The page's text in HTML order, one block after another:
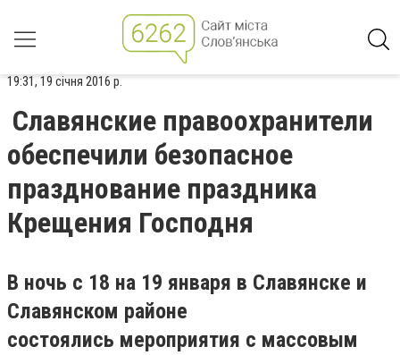
19:31, 19 січня 2016 р.
Славянские правоохранители
обеспечили безопасное
празднование праздника
Крещения Господня
В ночь с 18 на 19 января в Славянске и
Славянском районе
состоялись мероприятия с массовым